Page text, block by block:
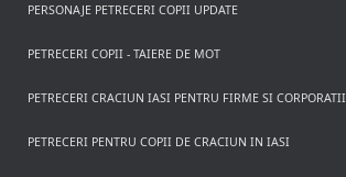
PERSONAJE PETRECERI COPII UPDATE
PETRECERI COPII - TAIERE DE MOT
PETRECERI CRACIUN IASI PENTRU FIRME SI CORPORATII
PETRECERI PENTRU COPII DE CRACIUN IN IASI